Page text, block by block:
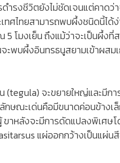
รงชีวิตยังไม่ชัดเจนแต่คาดว่
ทศไทยสามารถพบผึ้งชนิดนี้ไ
โมงเย็น ถึงแม้ว่าจะเป็นผึ้ง
พบผึ้งอินทรธนูสยามเข้าผสม
จะขยายใหญ่และมีก
ษณะเด่นคือมีขนาดค่อนข้างเ
าหลังจะมีการดัดแปลงพิเศ
แผ่ออกกว้างเป็นแผ่น